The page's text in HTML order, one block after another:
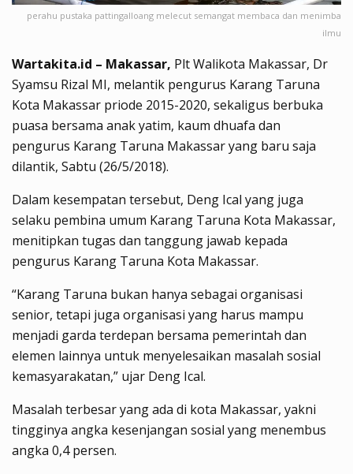
perahu pustaka pattingalloang melecut semangat membaca dan menimba
ilmu
Wartakita.id – Makassar, Plt Walikota Makassar, Dr
Syamsu Rizal MI, melantik pengurus Karang Taruna
Kota Makassar priode 2015-2020, sekaligus berbuka
puasa bersama anak yatim, kaum dhuafa dan
pengurus Karang Taruna Makassar yang baru saja
dilantik, Sabtu (26/5/2018).
Dalam kesempatan tersebut, Deng Ical yang juga
selaku pembina umum Karang Taruna Kota Makassar,
menitipkan tugas dan tanggung jawab kepada
pengurus Karang Taruna Kota Makassar.
“Karang Taruna bukan hanya sebagai organisasi
senior, tetapi juga organisasi yang harus mampu
menjadi garda terdepan bersama pemerintah dan
elemen lainnya untuk menyelesaikan masalah sosial
kemasyarakatan,” ujar Deng Ical.
Masalah terbesar yang ada di kota Makassar, yakni
tingginya angka kesenjangan sosial yang menembus
angka 0,4 persen.